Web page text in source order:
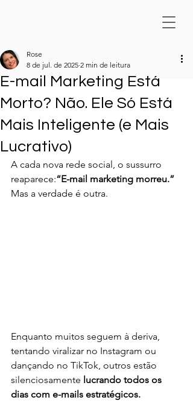
E-mail Marketing Está
Morto? Não. Ele Só Está
Mais Inteligente (e Mais
Lucrativo)
Rose
8 de jul. de 2025 2 min de leitura
A cada nova rede social, o sussurro
reaparece:“E-mail marketing morreu.”
Mas a verdade é outra.
Enquanto muitos seguem à deriva,
tentando viralizar no Instagram ou
dançando no TikTok, outros estão
silenciosamente lucrando todos os
dias com e-mails estratégicos.